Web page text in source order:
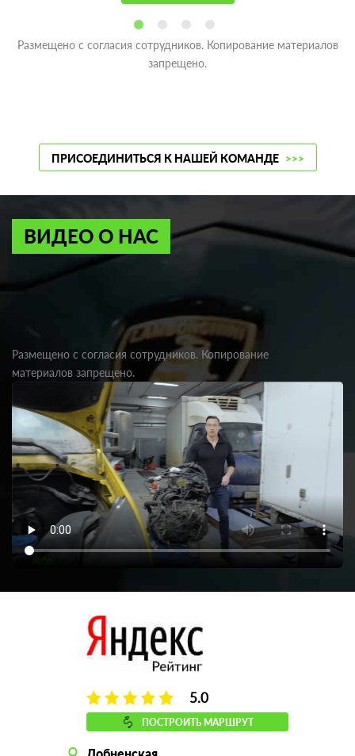
Размещено с согласия сотрудников. Копирование материалов
запрещено.
ПРИСОЕДИНИТЬСЯ К НАШЕЙ КОМАНДЕ >>>
ВИДЕО О НАС
Размещено с согласия сотрудников. Копирование
материалов запрещено.
5.0
ПОСТРОИТЬ МАРШРУТ